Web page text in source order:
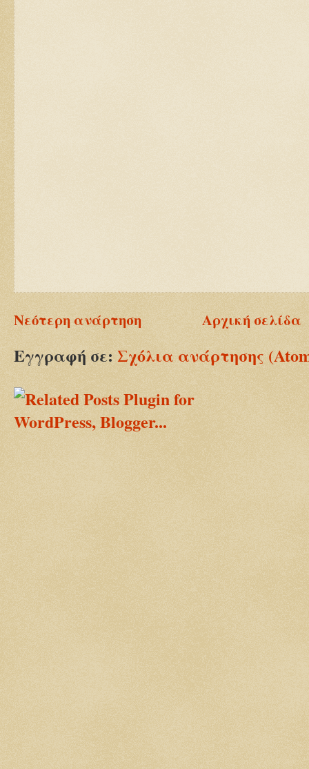
Νεότερη ανάρτηση Αρχική σελίδα
Εγγραφή σε: Σχόλια ανάρτησης